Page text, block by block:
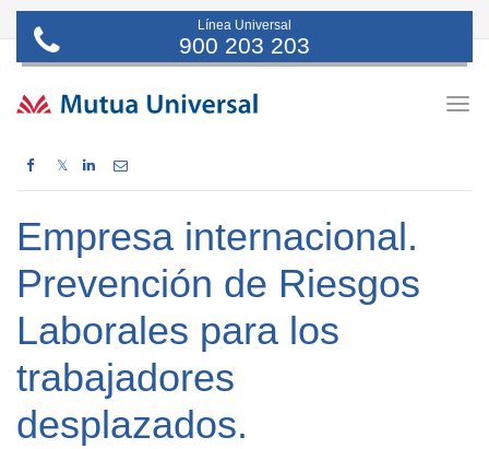
Línea Universal
900 203 203
𝕏
Empresa internacional.
Prevención de Riesgos
Laborales para los
trabajadores
desplazados.